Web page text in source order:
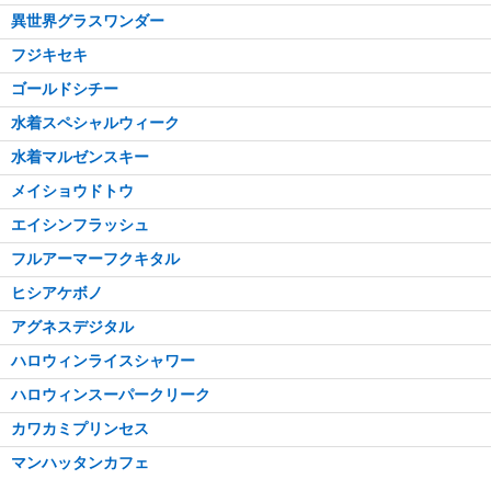
異世界グラスワンダー
フジキセキ
ゴールドシチー
水着スペシャルウィーク
水着マルゼンスキー
メイショウドトウ
エイシンフラッシュ
フルアーマーフクキタル
ヒシアケボノ
アグネスデジタル
ハロウィンライスシャワー
ハロウィンスーパークリーク
カワカミプリンセス
マンハッタンカフェ